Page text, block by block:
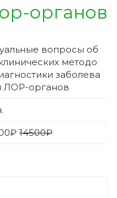
органов
вопросы об
методо
заболева
ЛОР-органов
₽ 14500₽